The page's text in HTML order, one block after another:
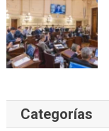
Categorías